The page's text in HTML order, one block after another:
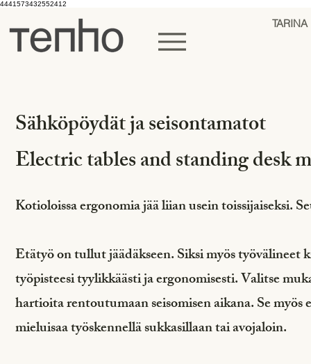
4441573432552412
TARINA
Sähköpöydät ja seisontamatot
Electric tables and standing desk
Kotioloissa ergonomia jää liian usein toissijaiseksi.
Etätyö on tullut jäädäkseen. Siksi myös
työpisteesi tyylikkäästi ja ergonomisesti. Valitse
hartioita rentoutumaan seisomisen aikana. Se
mieluisaa työskennellä sukkasillaan tai avojaloin.